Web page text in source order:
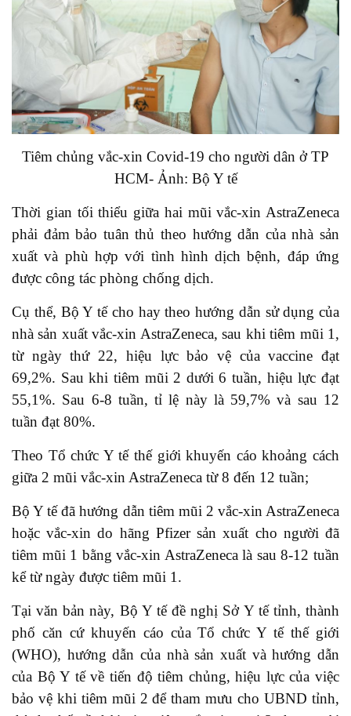
Tiêm chủng vắc-xin Covid-19 cho người dân ở TP
HCM- Ảnh: Bộ Y tế
Thời gian tối thiểu giữa hai mũi vắc-xin AstraZeneca
phải đảm bảo tuân thủ theo hướng dẫn của nhà sản
xuất và phù hợp với tình hình dịch bệnh, đáp ứng
được công tác phòng chống dịch.
Cụ thể, Bộ Y tế cho hay theo hướng dẫn sử dụng của
nhà sản xuất vắc-xin AstraZeneca, sau khi tiêm mũi 1,
từ ngày thứ 22, hiệu lực bảo vệ của vaccine đạt
69,2%. Sau khi tiêm mũi 2 dưới 6 tuần, hiệu lực đạt
55,1%. Sau 6-8 tuần, tỉ lệ này là 59,7% và sau 12
tuần đạt 80%.
Theo Tổ chức Y tế thế giới khuyến cáo khoảng cách
giữa 2 mũi vắc-xin AstraZeneca từ 8 đến 12 tuần;
Bộ Y tế đã hướng dẫn tiêm mũi 2 vắc-xin AstraZeneca
hoặc vắc-xin do hãng Pfizer sản xuất cho người đã
tiêm mũi 1 bằng vắc-xin AstraZeneca là sau 8-12 tuần
kể từ ngày được tiêm mũi 1.
Tại văn bản này, Bộ Y tế đề nghị Sở Y tế tỉnh, thành
phố căn cứ khuyến cáo của Tổ chức Y tế thế giới
(WHO), hướng dẫn của nhà sản xuất và hướng dẫn
của Bộ Y tế về tiến độ tiêm chủng, hiệu lực của việc
bảo vệ khi tiêm mũi 2 để tham mưu cho UBND tỉnh,